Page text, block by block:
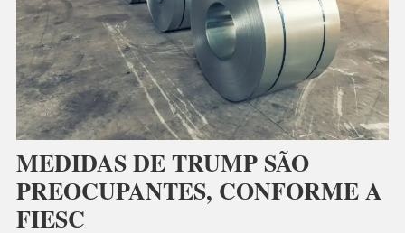
MEDIDAS DE TRUMP SÃO
PREOCUPANTES, CONFORME A
FIESC